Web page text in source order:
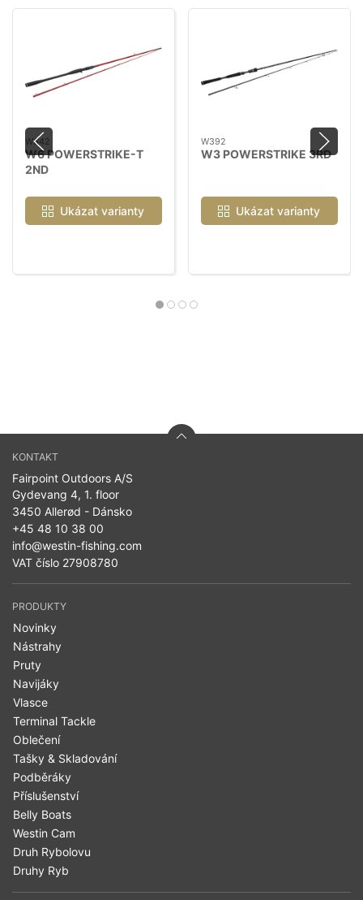
W642
W6 POWERSTRIKE-T
2ND
Ukázat varianty
W392
W3 POWERSTRIKE 3RD
Ukázat varianty
KONTAKT
Fairpoint Outdoors A/S
Gydevang 4, 1. floor
3450 Allerød - Dánsko
+45 48 10 38 00
info@westin-fishing.com
VAT číslo 27908780
PRODUKTY
Novinky
Nástrahy
Pruty
Navijáky
Vlasce
Terminal Tackle
Oblečení
Tašky & Skladování
Podběráky
Příslušenství
Belly Boats
Westin Cam
Druh Rybolovu
Druhy Ryb